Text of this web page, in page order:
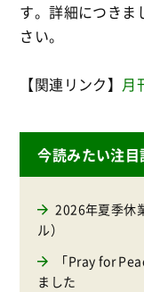
す。詳細につきま
さい。
【関連リンク】 月
今読みたい注目
2026年夏季休
ル）
「Pray for
ました